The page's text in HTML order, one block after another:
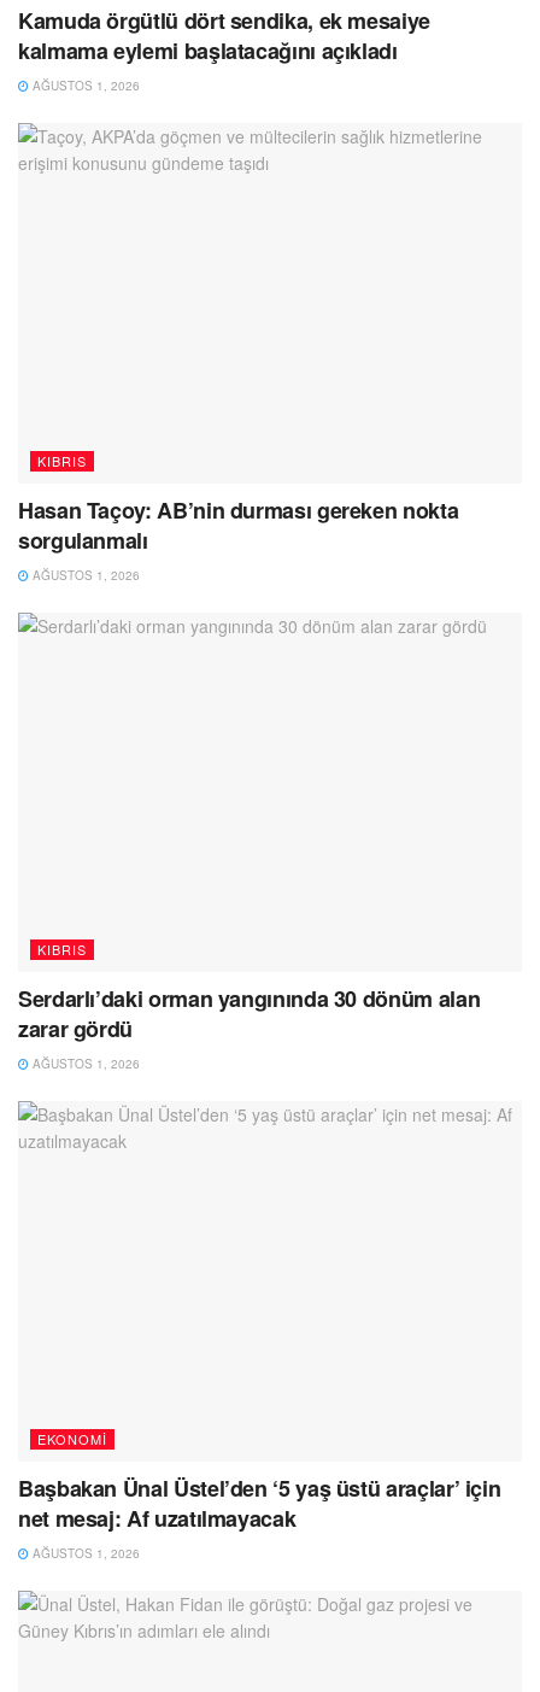
Kamuda örgütlü dört sendika, ek mesaiye
kalmama eylemi başlatacağını açıkladı
AĞUSTOS 1, 2026
KIBRIS
Hasan Taçoy: AB’nin durması gereken nokta
sorgulanmalı
AĞUSTOS 1, 2026
KIBRIS
Serdarlı’daki orman yangınında 30 dönüm alan
zarar gördü
AĞUSTOS 1, 2026
EKONOMI
Başbakan Ünal Üstel’den ‘5 yaş üstü araçlar’ için
net mesaj: Af uzatılmayacak
AĞUSTOS 1, 2026